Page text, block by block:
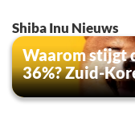
Shiba Inu Nieuws
Waarom stijgt
36%? Zuid-